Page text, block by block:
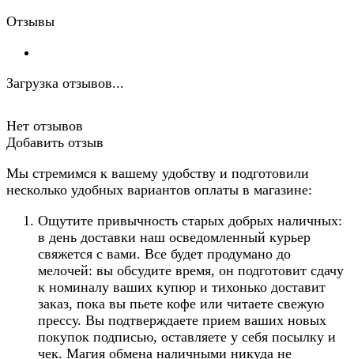
Отзывы
Загрузка отзывов...
Нет отзывов
Добавить отзыв
Мы стремимся к вашему удобству и подготовили
несколько удобных вариантов оплаты в магазине:
Ощутите привычность старых добрых наличных:
в день доставки наш осведомленный курьер
свяжется с вами. Все будет продумано до
мелочей: вы обсудите время, он подготовит сдачу
к номиналу ваших купюр и тихонько доставит
заказ, пока вы пьете кофе или читаете свежую
прессу. Вы подтверждаете прием ваших новых
покупок подписью, оставляете у себя посылку и
чек. Магия обмена наличными никуда не